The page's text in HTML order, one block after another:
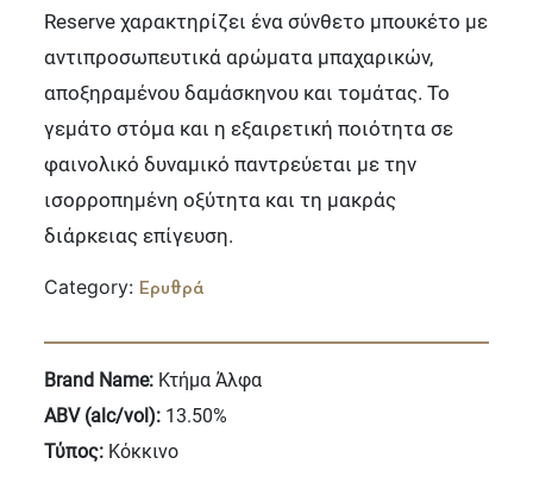
Reserve χαρακτηρίζει ένα σύνθετο μπουκέτο με
αντιπροσωπευτικά αρώματα μπαχαρικών,
αποξηραμένου δαμάσκηνου και τομάτας. Το
γεμάτο στόμα και η εξαιρετική ποιότητα σε
φαινολικό δυναμικό παντρεύεται με την
ισορροπημένη οξύτητα και τη μακράς
διάρκειας επίγευση.
Category: Ερυθρά
Brand Name: Κτήμα Άλφα
ABV (alc/vol): 13.50%
Τύπος: Κόκκινο